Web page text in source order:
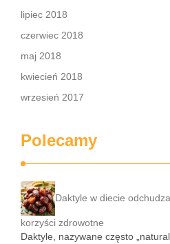
lipiec 2018
czerwiec 2018
maj 2018
kwiecień 2018
wrzesień 2017
Polecamy
Daktyle w diecie
korzyści zdrowotne
Daktyle, nazywane często